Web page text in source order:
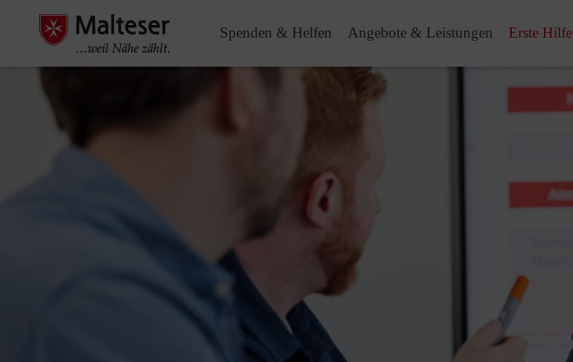
Spenden & Helfen Angebote & Leistungen Erste Hilfe